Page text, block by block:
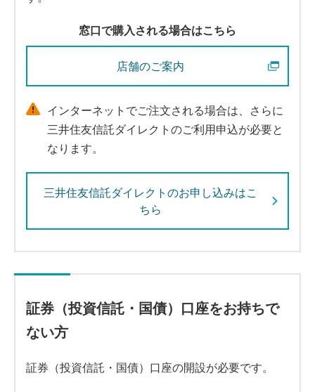
窓口で購入される場合はこちら
店舗のご案内
インターネットでご注文される場合は、さらに
三井住友信託ダイレクトのご利用申込が必要と
なります。
三井住友信託ダイレクトのお申し込みはこ
ちら
証券（投資信託・国債）口座をお持ちで
ない方
証券（投資信託・国債）口座の開設が必要です。